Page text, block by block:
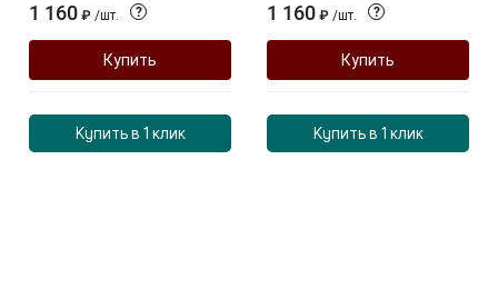
1 160 ₽ /шт. ?
Купить
Купить в 1 клик
1 160 ₽ /шт. ?
Купить
Купить в 1 клик